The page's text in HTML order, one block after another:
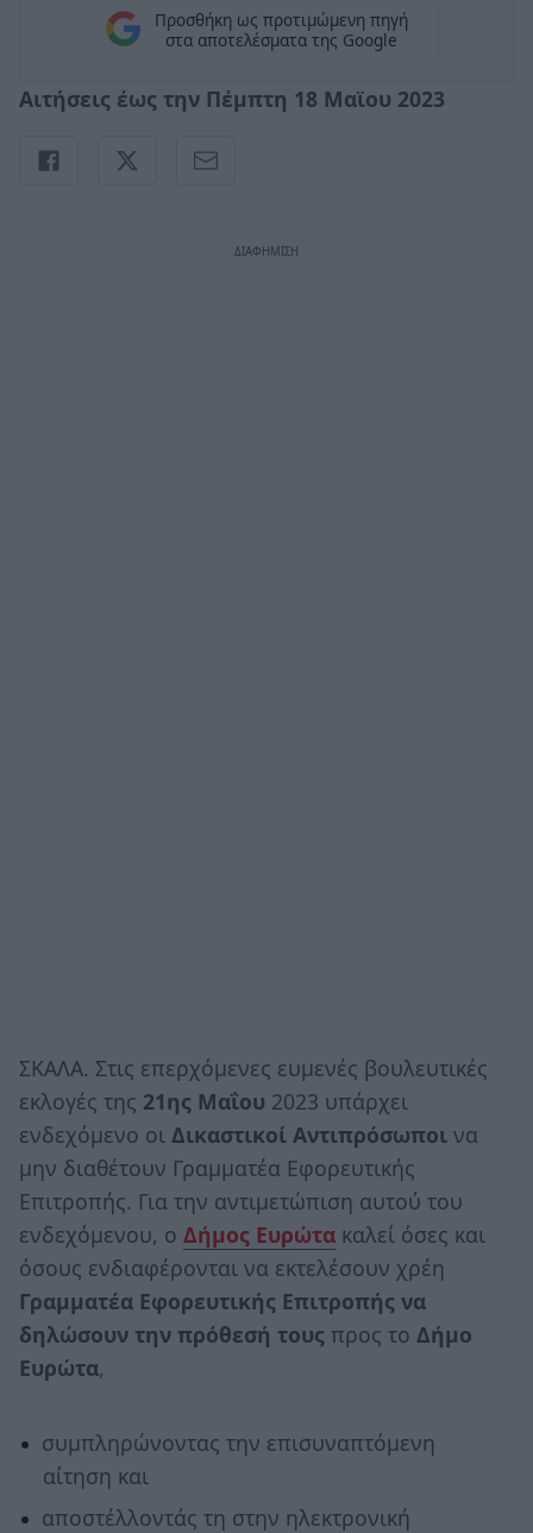
Προσθήκη ως προτιμώμενη πηγή
στα αποτελέσματα της Google
Αιτήσεις έως την Πέμπτη 18 Μαϊου 2023
ΣΚΑΛΑ. Στις επερχόμενες ευμενές βουλευτικές
εκλογές της 21ης Μαΐου 2023 υπάρχει
ενδεχόμενο οι Δικαστικοί Αντιπρόσωποι να
μην διαθέτουν Γραμματέα Εφορευτικής
Επιτροπής. Για την αντιμετώπιση αυτού του
ενδεχόμενου, ο Δήμος Ευρώτα καλεί όσες και
όσους ενδιαφέρονται να εκτελέσουν χρέη
Γραμματέα Εφορευτικής Επιτροπής να
δηλώσουν την πρόθεσή τους προς το Δήμο
Ευρώτα,
συμπληρώνοντας την επισυναπτόμενη
αίτηση και
αποστέλλοντάς τη στην ηλεκτρονική